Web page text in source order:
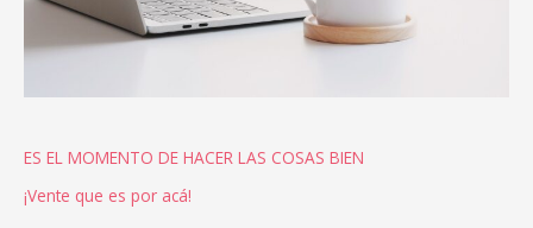
ES EL MOMENTO DE HACER LAS COSAS BIEN
¡Vente que es por acá!